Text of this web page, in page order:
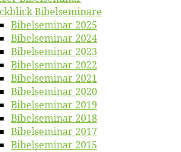
Bibelseminare
Bi­bel­se­mi­nar 2025
Bi­bel­se­mi­nar 2024
Bi­bel­se­mi­nar 2023
Bi­bel­se­mi­nar 2022
Bi­bel­se­mi­nar 2021
Bi­bel­se­mi­nar 2020
Bi­bel­se­mi­nar 2019
Bi­bel­se­mi­nar 2018
Bibelsemi­nar 2017
Bibelsemi­nar 2015